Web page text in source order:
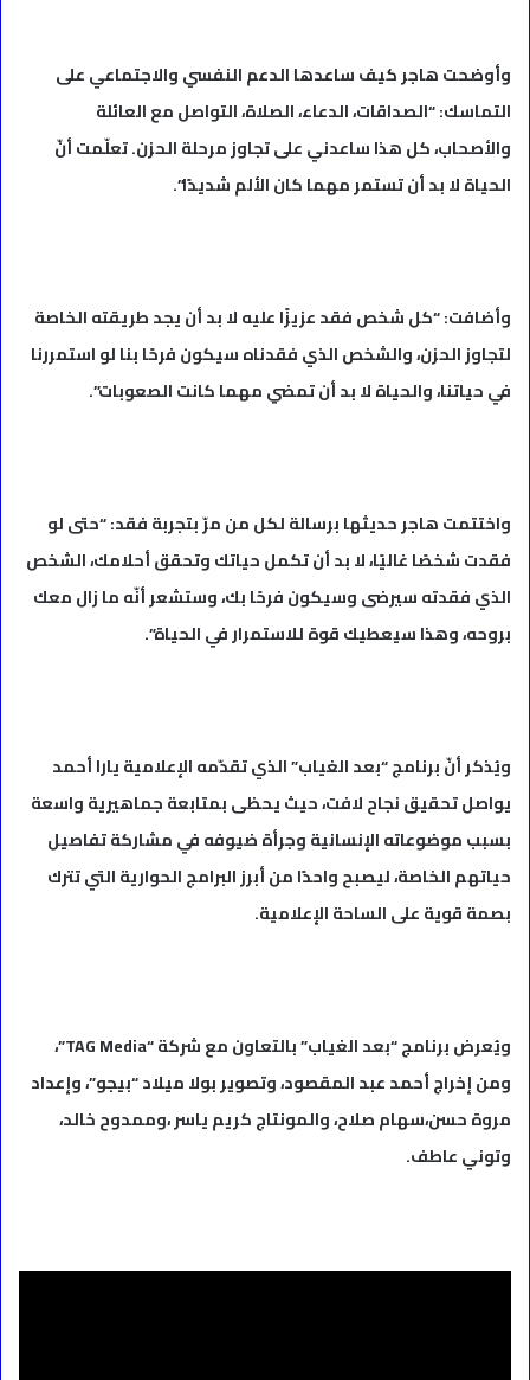
وأوضحت هاجر كيف ساعدها الدعم النفسي والاجتماعي على
التماسك: “الصداقات، الدعاء، الصلاة، التواصل مع العائلة
والأصحاب، كل هذا ساعدني على تجاوز مرحلة الحزن. تعلّمت أنّ
الحياة لا بد أن تستمر مهما كان الألم شديدًا”.
وأضافت: “كل شخص فقد عزيزًا عليه لا بد أن يجد طريقته الخاصة
لتجاوز الحزن، والشخص الذي فقدناه سيكون فرحًا بنا لو استمررنا
في حياتنا، والحياة لا بد أن تمضي مهما كانت الصعوبات”.
واختتمت هاجر حديثها برسالة لكل من مرّ بتجربة فقد: “حتى لو
فقدت شخصًا غاليًا، لا بد أن تكمل حياتك وتحقق أحلامك، الشخص
الذي فقدته سيرضى وسيكون فرحًا بك، وستشعر أنّه ما زال معك
بروحه، وهذا سيعطيك قوة للاستمرار في الحياة”.
ويُذكر أنّ برنامج “بعد الغياب” الذي تقدّمه الإعلامية يارا أحمد
يواصل تحقيق نجاح لافت، حيث يحظى بمتابعة جماهيرية واسعة
بسبب موضوعاته الإنسانية وجرأة ضيوفه في مشاركة تفاصيل
حياتهم الخاصة، ليصبح واحدًا من أبرز البرامج الحوارية التي تترك
بصمة قوية على الساحة الإعلامية.
ويُعرض برنامج “بعد الغياب” بالتعاون مع شركة “TAG Media”،
ومن إخراج أحمد عبد المقصود، وتصوير بولا ميلاد “بيجو”، وإعداد
مروة حسن،سهام صلاح، والمونتاج كريم ياسر ،وممدوح خالد،
وتوني عاطف.